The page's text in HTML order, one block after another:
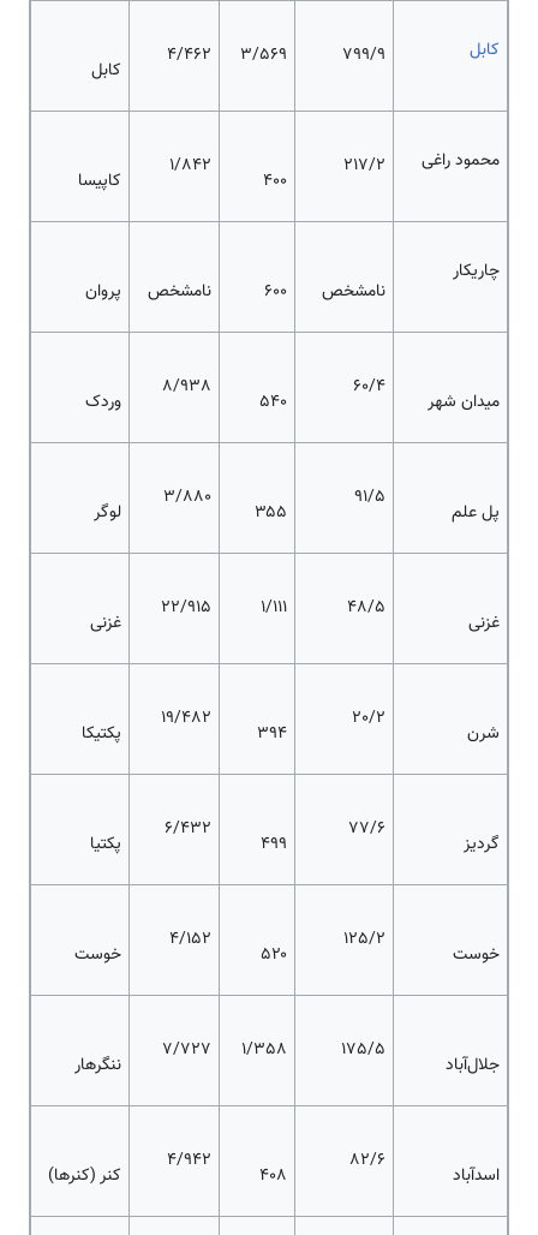
کابل 799/9
3/569
4/462
کابل
محمود راغی 217/2
۴۰۰
1/842
کاپیسا
چاریکار
نامشخص ۶۰۰ نامشخص پروان
میدان شهر
60/4
۵۴۰
8/938
وردک
پل علم
91/5
۳۵۵
3/880
لوگر
غزنی
48/5
1/111
22/915
غزنی
شرن
20/2
۳۹۴
19/482
پکتیکا
گردیز
77/6
۴۹۹
6/432
پکتیا
خوست
125/2
۵۲۰
4/152
خوست
جلال‌آباد
175/5
1/358
7/727
ننگرهار
اسدآباد
82/6
۴۰۸
4/942
کنر (کنرها)